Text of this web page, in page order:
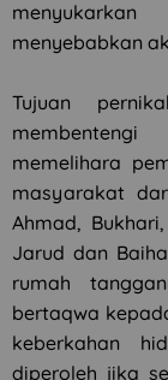
menyebabkan
Tujuan
memelihara
masyarakat
Ahmad,
Jarud dan
rumah
bertaqwa
keberkahan
diperoleh jika